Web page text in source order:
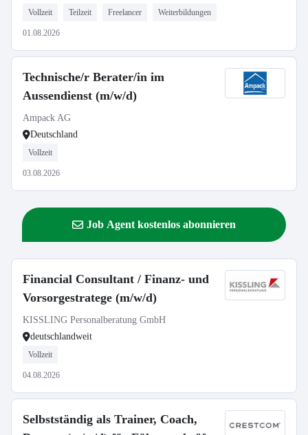
Vollzeit Teilzeit Freelancer Weiterbildungen
01.08.2026
Technische/r Berater/in im
Aussendienst (m/w/d)
Ampack AG
Deutschland
Vollzeit
03.08.2026
Job Agent kostenlos abonnieren
Financial Consultant / Finanz- und
Vorsorgestratege (m/w/d)
KISSLING Personalberatung GmbH
deutschlandweit
Vollzeit
04.08.2026
Selbstständig als Trainer, Coach,